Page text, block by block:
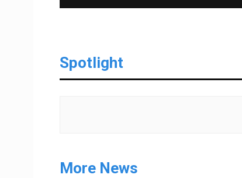
Spotlight
More News